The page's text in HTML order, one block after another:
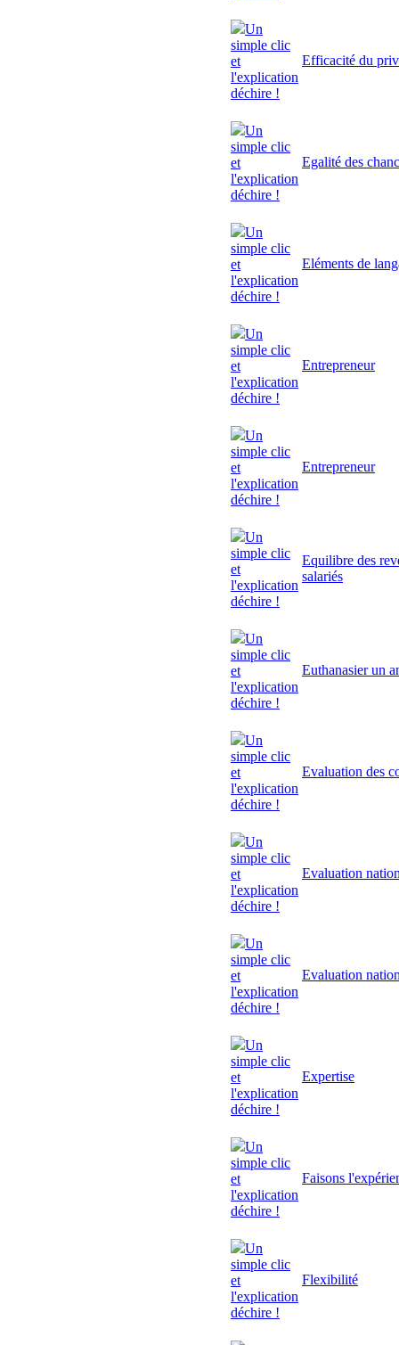
Un
simple clic
et
l'explication
déchire !
Efficacité du
Un
simple clic
et
l'explication
déchire !
Egalité des
Un
simple clic
et
l'explication
déchire !
Eléments de
Un
simple clic
et
l'explication
déchire !
Entrepreneur
Un
simple clic
et
l'explication
déchire !
Entrepreneur
Un
simple clic
et
l'explication
déchire !
Equilibre des
salariés
Un
simple clic
et
l'explication
déchire !
Euthanasier un
Un
simple clic
et
l'explication
déchire !
Evaluation des
Un
simple clic
et
l'explication
déchire !
Evaluation
Un
simple clic
et
l'explication
déchire !
Evaluation
Un
simple clic
et
l'explication
déchire !
Expertise
Un
simple clic
et
l'explication
déchire !
Faisons
Un
simple clic
et
l'explication
déchire !
Flexibilité